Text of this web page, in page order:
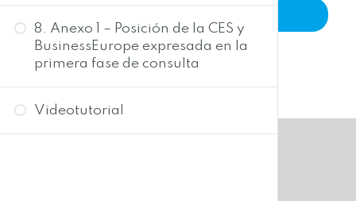
8. Anexo 1 – Posición de la CES y
BusinessEurope expresada en la
primera fase de consulta
Videotutorial